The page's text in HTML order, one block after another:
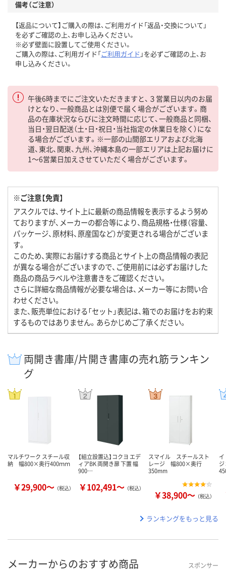
備考（ご注意）
【返品について】ご購入の際は、ご利用ガイド「返品・交換について」
を必ずご確認の上、お申し込みください。
※必ず壁面に設置してご使用ください。
ご購入の際は、ご利用ガイド「ご利用ガイド 」を必ずご確認の上、お
申し込みください。
午後6時までにご注文いただきますと、３営業日以内のお届
けとなり、一般商品とは別便で届く場合がございます。商
品の在庫状況ならびに注文時間に応じて、一般商品と同梱、
当日・翌日配送（土・日・祝日・当社指定の休業日を除く）にな
る場合がございます。※一部の山間部エリアおよび北海
道、東北、関東、九州、沖縄本島の一部エリアは上記お届けに
1～6営業日加えさせていただく場合がございます。
※ご注意【免責】
アスクルでは、サイト上に最新の商品情報を表示するよう努め
ておりますが、メーカーの都合等により、商品規格・仕様（容量、
パッケージ、原材料、原産国など）が変更される場合がございま
す。
このため、実際にお届けする商品とサイト上の商品情報の表記
が異なる場合がございますので、ご使用前には必ずお届けした
商品の商品ラベルや注意書きをご確認ください。
さらに詳細な商品情報が必要な場合は、メーカー等にお問い合
わせください。
また、販売単位における「セット」表記は、箱でのお届けをお約束
するものではありません。あらかじめご了承ください。
両開き書庫/片開き書庫の売れ筋ランキン
グ
マルチワーク スチール収
納 幅800×奥行400ｍｍ
￥29,900～ （税込）
【組立設置込】コクヨ エデ
ィアBK 両開き扉 下置 幅
900…
￥102,491～ （税込）
スマイル スチールスト
レージ 幅800×奥行
350mm
￥38,900～ （税込）
ランキングをもっと見る
メーカーからのおすすめ商品 スポンサー